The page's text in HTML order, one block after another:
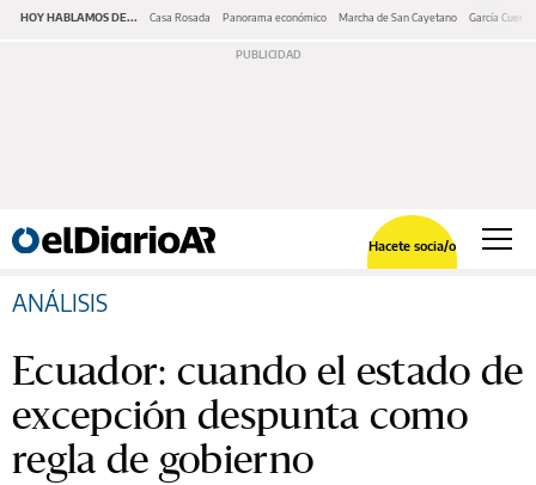
HOY HABLAMOS DE... Casa Rosada Panorama económico Marcha de San Cayetano García Cuerva
Hacete socia/o
ANÁLISIS
Ecuador: cuando el estado de
excepción despunta como
regla de gobierno